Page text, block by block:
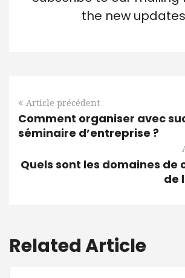
the new
Article précédent
Comment organiser avec
séminaire d’entreprise ?
Quels sont les domaines de
de
Related Article